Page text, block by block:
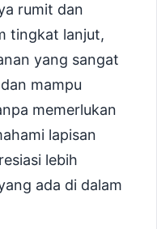
rumit dan
tingkat lanjut,
yang sangat
mampu
memerlukan
lapisan
lebih
ada di dalam